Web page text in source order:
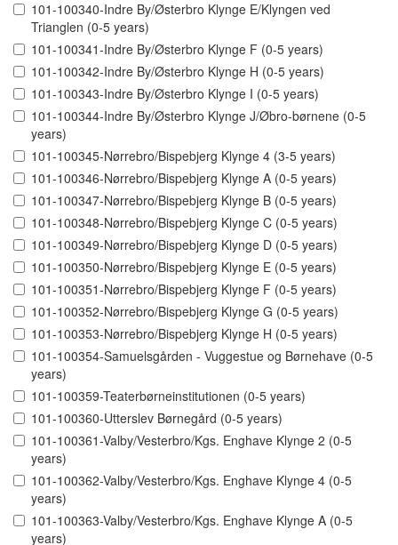
101-100340-Indre By/Østerbro Klynge E/Klyngen ved
Trianglen (0-5 years)
101-100341-Indre By/Østerbro Klynge F (0-5 years)
101-100342-Indre By/Østerbro Klynge H (0-5 years)
101-100343-Indre By/Østerbro Klynge I (0-5 years)
101-100344-Indre By/Østerbro Klynge J/Øbro-børnene (0-5
years)
101-100345-Nørrebro/Bispebjerg Klynge 4 (3-5 years)
101-100346-Nørrebro/Bispebjerg Klynge A (0-5 years)
101-100347-Nørrebro/Bispebjerg Klynge B (0-5 years)
101-100348-Nørrebro/Bispebjerg Klynge C (0-5 years)
101-100349-Nørrebro/Bispebjerg Klynge D (0-5 years)
101-100350-Nørrebro/Bispebjerg Klynge E (0-5 years)
101-100351-Nørrebro/Bispebjerg Klynge F (0-5 years)
101-100352-Nørrebro/Bispebjerg Klynge G (0-5 years)
101-100353-Nørrebro/Bispebjerg Klynge H (0-5 years)
101-100354-Samuelsgården - Vuggestue og Børnehave (0-5
years)
101-100359-Teaterbørneinstitutionen (0-5 years)
101-100360-Utterslev Børnegård (0-5 years)
101-100361-Valby/Vesterbro/Kgs. Enghave Klynge 2 (0-5
years)
101-100362-Valby/Vesterbro/Kgs. Enghave Klynge 4 (0-5
years)
101-100363-Valby/Vesterbro/Kgs. Enghave Klynge A (0-5
years)